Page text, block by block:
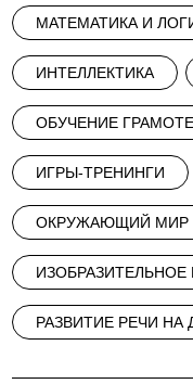
МАТЕМАТИКА И
ИНТЕЛЛЕКТИКА
ОБУЧЕНИЕ
ИГРЫ-ТРЕНИНГИ
ОКРУЖАЮЩИЙ МИР
ИЗОБРАЗИТЕЛЬНОЕ
РАЗВИТИЕ РЕЧИ НА